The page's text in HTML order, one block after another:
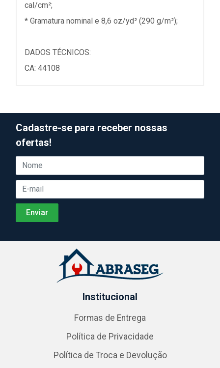
cal/cm²;
* Gramatura nominal e 8,6 oz/yd² (290 g/m²);
DADOS TÉCNICOS:
CA: 44108
Cadastre-se para receber nossas
ofertas!
Institucional
Formas de Entrega
Política de Privacidade
Política de Troca e Devolução